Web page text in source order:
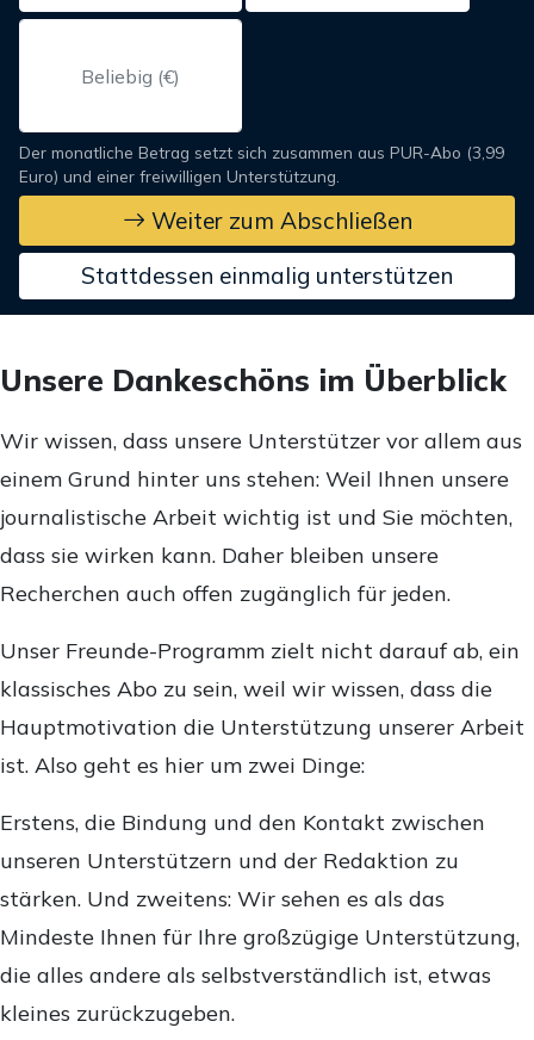
Der monatliche Betrag setzt sich zusammen aus PUR-Abo (3,99
Euro) und einer freiwilligen Unterstützung.
Weiter zum Abschließen
Stattdessen einmalig unterstützen
Unsere Dankeschöns im Überblick
Wir wissen, dass unsere Unterstützer vor allem aus
einem Grund hinter uns stehen: Weil Ihnen unsere
journalistische Arbeit wichtig ist und Sie möchten,
dass sie wirken kann. Daher bleiben unsere
Recherchen auch offen zugänglich für jeden.
Unser Freunde-Programm zielt nicht darauf ab, ein
klassisches Abo zu sein, weil wir wissen, dass die
Hauptmotivation die Unterstützung unserer Arbeit
ist. Also geht es hier um zwei Dinge:
Erstens, die Bindung und den Kontakt zwischen
unseren Unterstützern und der Redaktion zu
stärken. Und zweitens: Wir sehen es als das
Mindeste Ihnen für Ihre großzügige Unterstützung,
die alles andere als selbstverständlich ist, etwas
kleines zurückzugeben.